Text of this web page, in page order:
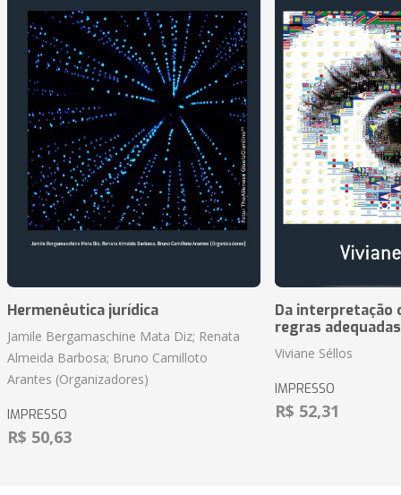
Hermenêutica jurídica
Jamile Bergamaschine Mata Diz; Renata
Almeida Barbosa; Bruno Camilloto
Arantes (Organizadores)
IMPRESSO
R$ 50,63
Da interpretação
regras
Viviane Séllos
IMPRESSO
R$ 52,31